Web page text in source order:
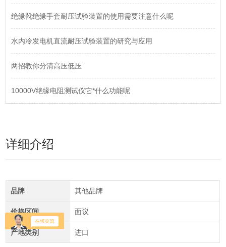
绝缘靴绝缘手套耐压试验装置的使用需要注意什么呢
水内冷发电机直流耐压试验装置的研究与应用
两招教你分清高压低压
10000V绝缘电阻测试仪它*什么功能呢
详细介绍
品牌 其他品牌
价格区间 面议
产地类别 进口